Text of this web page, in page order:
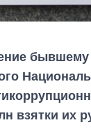
взятки их